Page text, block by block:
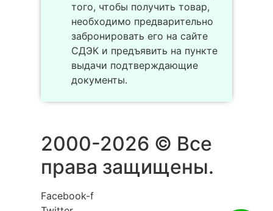
того, чтобы получить товар,
необходимо предварительно
забронировать его на сайте
СДЭК и предъявить на пункте
выдачи подтверждающие
документы.
2000-2026 © Все
права защищены.
Facebook-f